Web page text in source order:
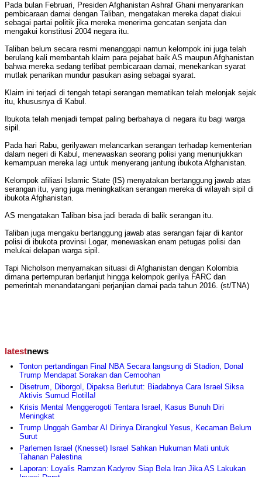
Pada bulan Februari, Presiden Afghanistan Ashraf Ghani menyarankan
pembicaraan damai dengan Taliban, mengatakan mereka dapat diakui
sebagai partai politik jika mereka menerima gencatan senjata dan
mengakui konstitusi 2004 negara itu.
Taliban belum secara resmi menanggapi namun kelompok ini juga telah
berulang kali membantah klaim para pejabat baik AS maupun Afghanistan
bahwa mereka sedang terlibat pembicaraan damai, menekankan syarat
mutlak penarikan mundur pasukan asing sebagai syarat.
Klaim ini terjadi di tengah tetapi serangan mematikan telah melonjak sejak
itu, khususnya di Kabul.
Ibukota telah menjadi tempat paling berbahaya di negara itu bagi warga
sipil.
Pada hari Rabu, gerilyawan melancarkan serangan terhadap kementerian
dalam negeri di Kabul, menewaskan seorang polisi yang menunjukkan
kemampuan mereka lagi untuk menyerang jantung ibukota Afghanistan.
Kelompok afiliasi Islamic State (IS) menyatakan bertanggung jawab atas
serangan itu, yang juga meningkatkan serangan mereka di wilayah sipil di
ibukota Afghanistan.
AS mengatakan Taliban bisa jadi berada di balik serangan itu.
Taliban juga mengaku bertanggung jawab atas serangan fajar di kantor
polisi di ibukota provinsi Logar, menewaskan enam petugas polisi dan
melukai delapan warga sipil.
Tapi Nicholson menyamakan situasi di Afghanistan dengan Kolombia
dimana pertempuran berlanjut hingga kelompok gerilya FARC dan
pemerintah menandatangani perjanjian damai pada tahun 2016. (st/TNA)
latestnews
Tonton pertandingan Final NBA Secara langsung di Stadion, Donal
Trump Mendapat Sorakan dan Cemoohan
Disetrum, Diborgol, Dipaksa Berlutut: Biadabnya Cara Israel Siksa
Aktivis Sumud Flotilla!
Krisis Mental Menggerogoti Tentara Israel, Kasus Bunuh Diri
Meningkat
Trump Unggah Gambar AI Dirinya Dirangkul Yesus, Kecaman Belum
Surut
Parlemen Israel (Knesset) Israel Sahkan Hukuman Mati untuk
Tahanan Palestina
Laporan: Loyalis Ramzan Kadyrov Siap Bela Iran Jika AS Lakukan